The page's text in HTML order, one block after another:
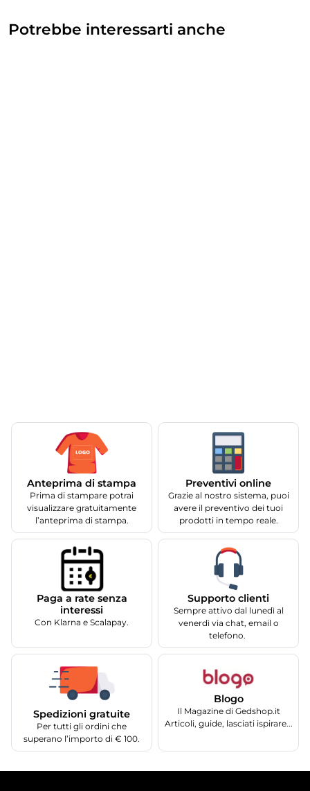
Potrebbe interessarti anche
Anteprima di stampa
Prima di stampare potrai
visualizzare gratuitamente
l’anteprima di stampa.
Preventivi online
Grazie al nostro sistema, puoi
avere il preventivo dei tuoi
prodotti in tempo reale.
Paga a rate senza
interessi
Con Klarna e Scalapay.
Supporto clienti
Sempre attivo dal lunedì al
venerdì via chat, email o
telefono.
Spedizioni gratuite
Per tutti gli ordini che
superano l’importo di € 100.
Blogo
Il Magazine di Gedshop.it
Articoli, guide, lasciati ispirare...